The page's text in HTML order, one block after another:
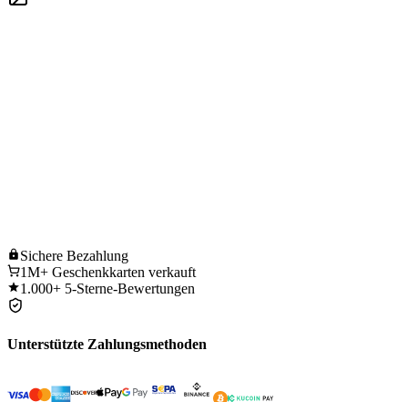
Sichere Bezahlung
1M+ Geschenkkarten verkauft
1.000+ 5-Sterne-Bewertungen
Unterstützte Zahlungsmethoden